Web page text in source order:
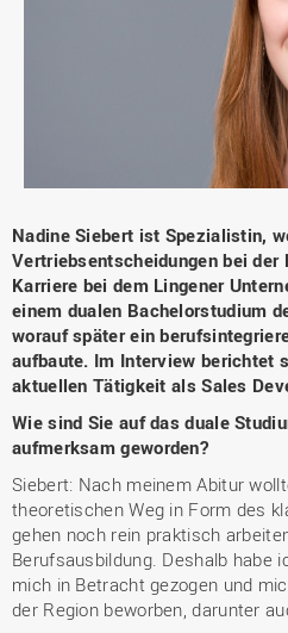
Nadine Siebert ist Spezialistin,
Vertriebsentscheidungen bei der
Karriere bei dem Lingener
einem dualen Bachelorstudium
worauf später ein
aufbaute. Im Interview berichtet
aktuellen Tätigkeit als Sales
Wie sind Sie auf das duale
aufmerksam geworden?
Siebert: Nach meinem Abitur
theoretischen Weg in Form des
gehen noch rein praktisch
Berufsausbildung. Deshalb habe
mich in Betracht gezogen und
der Region beworben, darunter